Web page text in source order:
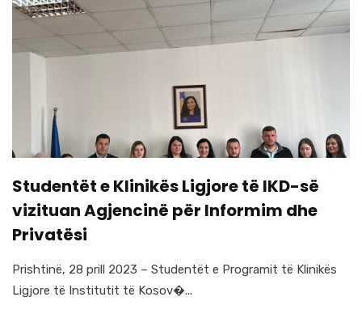
Studentët e Klinikës Ligjore të IKD-së
vizituan Agjencinë për Informim dhe
Privatësi
Prishtinë, 28 prill 2023 – Studentët e Programit të Klinikës
Ligjore të Institutit të Kosov�...